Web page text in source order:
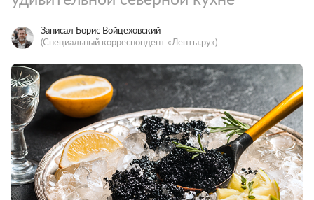
Записал Борис Войцеховский
(Специальный корреспондент «Ленты.ру»)